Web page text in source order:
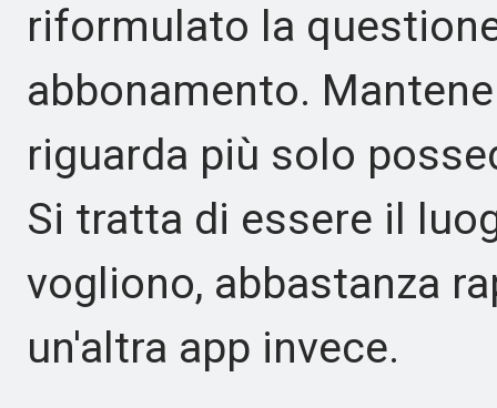
riformulato la
abbonamento.
riguarda più solo
Si tratta di essere il
vogliono, abbastanza
un'altra app invece.